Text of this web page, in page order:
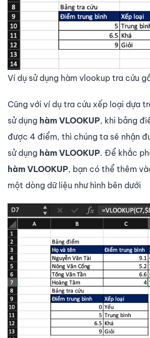
Ví dụ sử dụng hàm vlookup tra cứu
Cũng với ví dụ tra cứu xếp loại dựa
sử dụng hàm VLOOKUP, khi bảng
được 4 điểm, thì chúng ta sẽ nhận
sử dụng hàm VLOOKUP. Để khắc
hàm VLOOKUP, bạn có thể thêm
một dòng dữ liệu như hình bên dưới